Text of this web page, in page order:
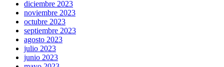
diciembre 2023
noviembre 2023
octubre 2023
septiembre 2023
agosto 2023
julio 2023
junio 2023